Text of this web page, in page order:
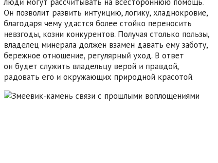
Он позволит развить интуицию, логику, хладнокровие,
благодаря чему удастся более стойко переносить
невзгоды, козни конкурентов. Получая столько пользы,
владелец минерала должен взамен давать ему заботу,
бережное отношение, регулярный уход. В ответ
он будет служить владельцу верой и правдой,
радовать его и окружающих природной красотой.